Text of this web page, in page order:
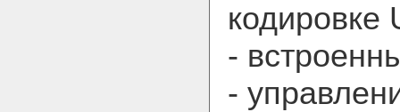
кодировке
-
-